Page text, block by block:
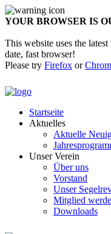
YOUR BROWSER IS
This website uses the
date, fast browser!
Please try Firefox or
Startseite
Aktuelles
Aktuelle
Unser Verein
Über uns
Vorstand
Unser
Mitglied
Downloads